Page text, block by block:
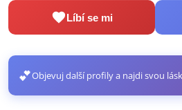
Líbí se mi
💕Objevuj další profily a najdi svou